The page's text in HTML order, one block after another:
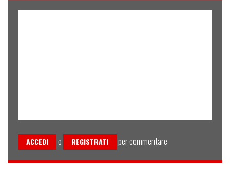
ACCEDI o REGISTRATI per commentare